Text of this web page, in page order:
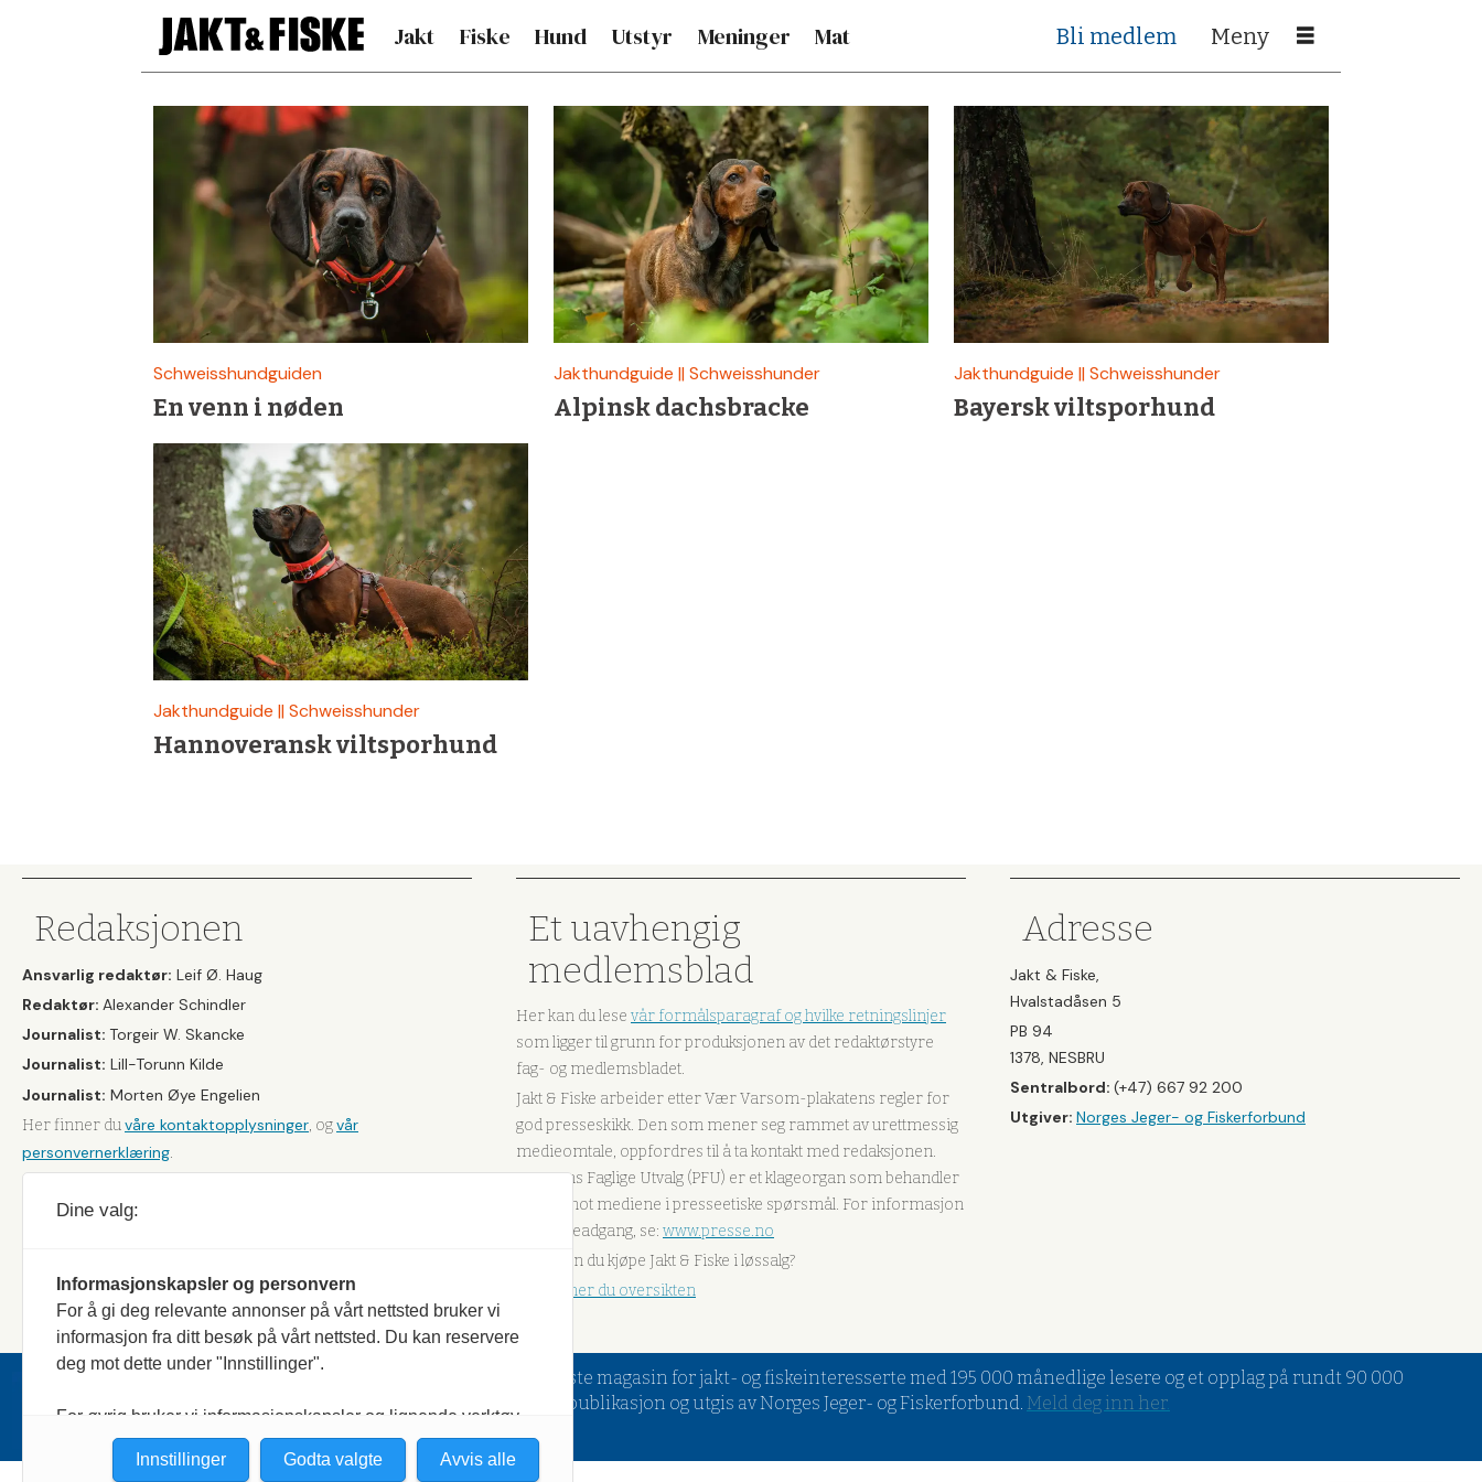
Jakt Fiske Hund Utstyr Meninger Mat Bli medlem
schweisshund
Schweisshundguiden
En venn i nøden
Jakthundguide || Schweisshunder
Alpinsk dachsbracke
Jakthundguide || Schweisshunder
Bayersk viltsporhund
Jakthundguide || Schweisshunder
Hannoveransk viltsporhund
Redaksjonen
Ansvarlig redaktør: Leif Ø. Haug
Redaktør: Alexander Schindler
Journalist: Torgeir W. Skancke
Journalist: Lill-Torunn Kilde
Journalist: Morten Øye Engelien
Her finner duvåre kontaktopplysninger, ogvår
personvernerklæring.
Et uavhengig
medlemsblad
Her kan du lese vår formålsparagraf og hvilke retningslinjer
som ligger til grunn for produksjonen av det redaktørstyre
fag- og medlemsbladet.
Jakt & Fiske arbeider etter Vær Varsom-plakatens regler for
god presseskikk. Den som mener seg rammet av urettmessig
medieomtale, oppfordres til å ta kontakt med redaksjonen.
Pressens Faglige Utvalg (PFU) er et klageorgan som behandler
klager mot mediene i presseetiske spørsmål. For informasjon
om klageadgang, se: www.presse.no
Hvor kan du kjøpe Jakt & Fiske i løssalg?
Her finner du oversikten
Adresse
Jakt & Fiske,
Hvalstadåsen 5
PB 94
1378, NESBRU
Sentralbord: (+47) 667 92 200
Utgiver: Norges Jeger- og Fiskerforbund
Jakt & Fiske er landets største og eldste magasin for jakt- og fiskeinteresserte med 195 000 månedlige lesere og et opplag på rundt 90 000
eksemplarer. Bladet er en månedlig publikasjon og utgis av Norges Jeger- og Fiskerforbund. Meld deg inn her.
Dine valg:
Informasjonskapsler og personvern
For å gi deg relevante annonser på vårt nettsted bruker vi
informasjon fra ditt besøk på vårt nettsted. Du kan reservere
deg mot dette under "Innstillinger".
For øvrig bruker vi informasjonskapsler og lignende verktøy
for analyse, for å sammenligne nettlesere, tilpasse innhold til
deg og for å utvikle og tilby nødvendig funksjonalitet. Les mer
Avvis alle
Godta valgte
Innstillinger